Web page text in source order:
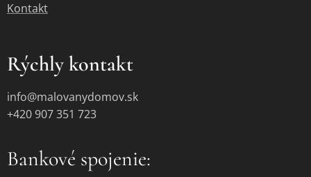
Kontakt
Rýchly kontakt
info@malovanydomov.sk
+420 907 351 723
Bankové spojenie: